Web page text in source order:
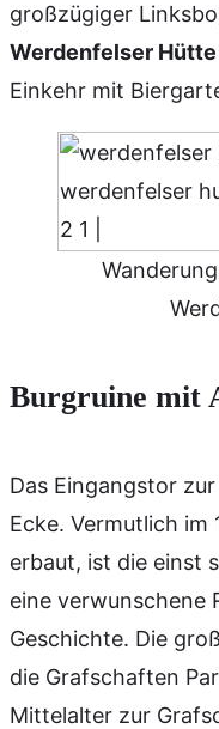
großzügiger
Werdenfelser Hütte
Einkehr mit
Burgruine mit
Das Eingangstor
Ecke. Vermutlich im
erbaut, ist die einst
eine verwunschene
Geschichte. Die
die Grafschaften
Mittelalter zur